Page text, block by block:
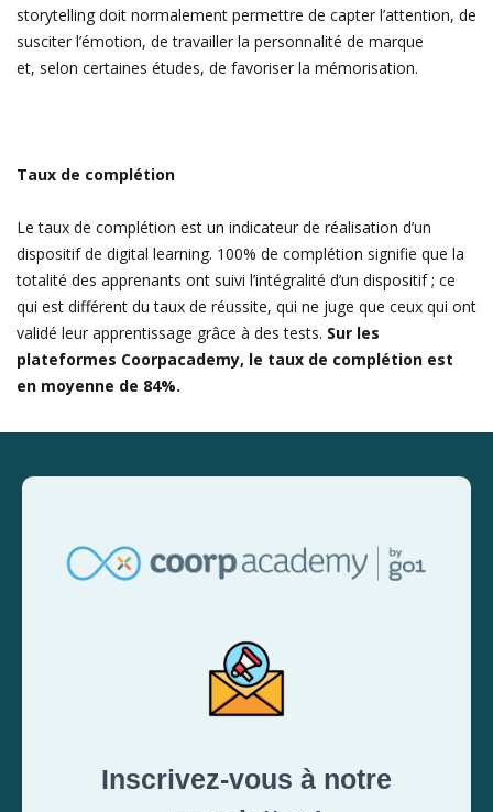
storytelling doit normalement permettre de capter l’attention, de
susciter l’émotion, de travailler la personnalité de marque
et, selon certaines études, de favoriser la mémorisation.
Taux de complétion
Le taux de complétion est un indicateur de réalisation d’un
dispositif de digital learning. 100% de complétion signifie que la
totalité des apprenants ont suivi l’intégralité d’un dispositif ; ce
qui est différent du taux de réussite, qui ne juge que ceux qui ont
validé leur apprentissage grâce à des tests. Sur les
plateformes Coorpacademy, le taux de complétion est
en moyenne de 84%.